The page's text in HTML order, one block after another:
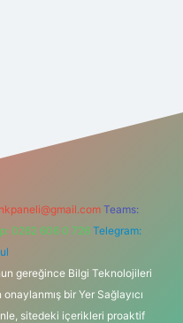
Teams:
0262 606 0 726 Telegram:
gereğince Bilgi Teknolojileri
bir Yer Sağlayıcı
sitedeki içerikleri proaktif